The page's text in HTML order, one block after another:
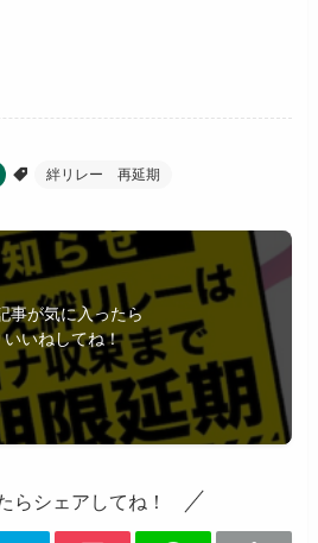
絆リレー 再延期
事が気に入ったら
いいねしてね！
らシェアしてね！